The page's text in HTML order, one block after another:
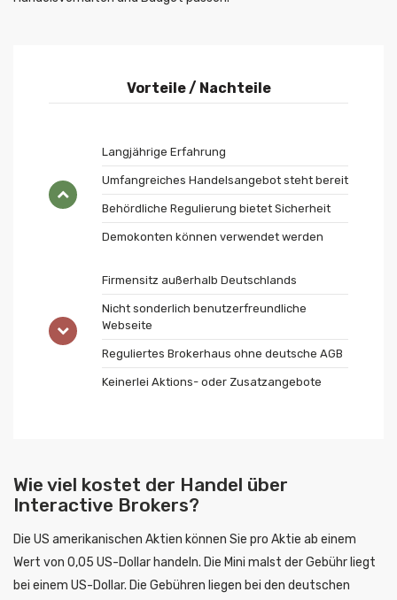
Vorteile / Nachteile
Langjährige Erfahrung
Umfangreiches Handelsangebot steht bereit
Behördliche Regulierung bietet Sicherheit
Demokonten können verwendet werden
Firmensitz außerhalb Deutschlands
Nicht sonderlich benutzerfreundliche
Webseite
Reguliertes Brokerhaus ohne deutsche AGB
Keinerlei Aktions- oder Zusatzangebote
Wie viel kostet der Handel über
Interactive Brokers?
Die US amerikanischen Aktien können Sie pro Aktie ab einem
Wert von 0,05 US-Dollar handeln. Die Mini malst der Gebühr liegt
bei einem US-Dollar. Die Gebühren liegen bei den deutschen